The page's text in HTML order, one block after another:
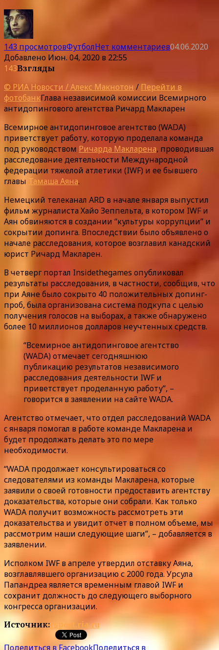
143 просмотровФутболНет комментариев04.06.2020
Добавлено Июн. 04, 2020 в 22:55
143Взгляды
© РИА Новости / Алекс Макнотон / Перейти в
фотобанкГлава независимой комиссии Всемирного
антидопингового агентства Ричард Макларен
Всемирное антидопинговое агентство (WADA)
приветствует работу, которую проделала команда
под руководством Ричарда Макларена, проводившая
расследование деятельности Международной
федерации тяжелой атлетики (IWF) и ее бывшего
главы Тамаша Аяна.
Немецкий телеканал ARD в начале января выпустил
фильм журналиста Хайо Зеппельта, в котором IWF и
Аян обвиняются в создании “культуры коррупции” и
сокрытии допинга. Впоследствии было объявлено о
начале расследования, которое возглавил канадский
юрист Ричард Макларен.
В четверг портал Insidethegames опубликовал
результаты расследования, в частности, сообщив, что
при Аяне было сокрыто 40 положительных допинг-
проб, была организована система подкупа с целью
получения голосов на выборах, а также обнаружено
более 10 миллионов долларов неучтенных средств.
“Всемирное антидопинговое агентство
(WADA) отмечает сегодняшнюю
публикацию результатов независимого
расследования деятельности IWF и
приветствует проделанную работу”, –
говорится в заявлении на сайте WADA.
Агентство отмечает, что отдел расследований WADA
c января помогал в работе команде Макларена и
будет продолжать делать это по мере
необходимости.
“WADA продолжает консультироваться со
следователями из команды Макларена, которые
заявили о своей готовности предоставить агентству
доказательства, которые они собрали. Как только
WADA получит возможность рассмотреть эти
доказательства и увидит отчет в полном объеме, мы
рассмотрим наши следующие шаги”, – добавляется в
заявлении.
Исполком IWF в апреле утвердил отставку Аяна,
возглавлявшего организацию с 2000 года. Урсула
Папандреа является временным главой IWF и
сохранит должность до следующего выборного
конгресса организации.
Источник: rsport.ria.ru
Поделиться в FacebookПоделиться в